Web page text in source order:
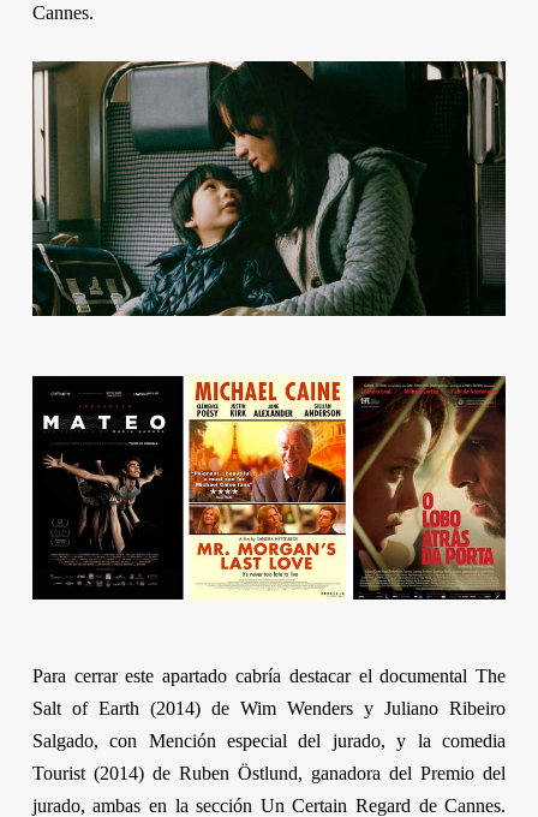
Cannes.
Para cerrar este apartado cabría destacar el documentalThe
Salt of Earth (2014) deWim Wenders yJuliano Ribeiro
Salgado, con Mención especial del jurado, y la comedia
Tourist(2014) de Ruben Östlund, ganadora del Premio del
jurado, ambas en la sección Un Certain Regard de Cannes.